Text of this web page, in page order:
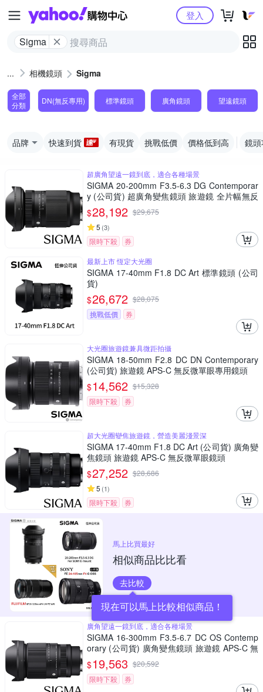
Yahoo購物中心
Sigma
登入
相機鏡頭 Sigma
全部
分類
DN(無反專用) 標準鏡頭 廣角鏡頭 望遠鏡頭
品牌 快速到貨 有現貨 挑戰低價 價格低到高 鏡
超廣角望遠一鏡到底，適合各種場景
SIGMA 20-200mm F3.5-6.3 DG Contemporar
y (公司貨) 超廣角變焦鏡頭 旅遊鏡 全片幅無反
微單眼鏡頭
$28,192 $29,675
5 (3)
限時下殺
券
最新上市 恆定大光圈
SIGMA 17-40mm F1.8 DC Art 標準鏡頭 (公司
貨)
$26,672 $28,075
挑戰低價
券
大光圈旅遊鏡兼具微距拍攝
SIGMA 18-50mm F2.8 DC DN Contemporary
(公司貨) 旅遊鏡 APS-C 無反微單眼專用鏡頭
$14,562 $15,328
限時下殺
券
超大光圈變焦旅遊鏡，營造美麗淺景深
SIGMA 17-40mm F1.8 DC Art (公司貨) 廣角變
焦鏡頭 旅遊鏡 APS-C 無反微單眼鏡頭
$27,252 $28,686
5 (1)
限時下殺 券
馬上比買最好
相似商品比比看
去比較
現在可以馬上比較相似商品！
廣角望遠一鏡到底，適合各種場景
SIGMA 16-300mm F3.5-6.7 DC OS Contemp
orary (公司貨) 廣角變焦鏡頭 旅遊鏡 APS-C 無
反微單眼鏡頭
$19,563 $20,592
限時下殺
券